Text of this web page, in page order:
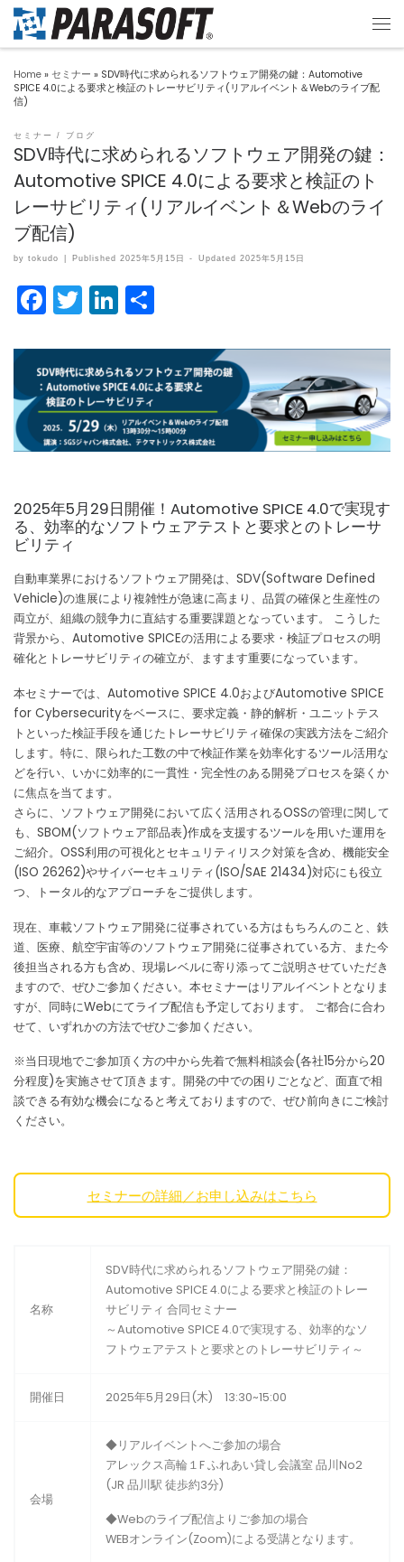
Home » セミナー » SDV時代に求められるソフトウェア開発の鍵：Automotive
SPICE 4.0による要求と検証のトレーサビリティ(リアルイベント＆Webのライブ配
信)
セミナー ブログ
SDV時代に求められるソフトウェア開発の鍵：
Automotive SPICE 4.0による要求と検証のト
レーサビリティ(リアルイベント＆Webのライ
ブ配信)
by tokudo Published 2025年5月15日 - Updated2025年5月15日
F
a
c
e
b
o
k
T
w
itt
er
Li
n
k
e
dI
n
2025年5月29日開催！Automotive SPICE 4.0で実現す
る、効率的なソフトウェアテストと要求とのトレーサ
ビリティ
自動車業界におけるソフトウェア開発は、SDV(Software Defined
Vehicle)の進展により複雑性が急速に高まり、品質の確保と生産性の
両立が、組織の競争力に直結する重要課題となっています。 こうした
背景から、Automotive SPICEの活用による要求・検証プロセスの明
確化とトレーサビリティの確立が、ますます重要になっています。
本セミナーでは、Automotive SPICE 4.0およびAutomotive SPICE
for Cybersecurityをベースに、要求定義・静的解析・ユニットテス
トといった検証手段を通じたトレーサビリティ確保の実践方法をご紹介
します。特に、限られた工数の中で検証作業を効率化するツール活用な
どを行い、いかに効率的に一貫性・完全性のある開発プロセスを築くか
に焦点を当てます。
さらに、ソフトウェア開発において広く活用されるOSSの管理に関して
も、SBOM(ソフトウェア部品表)作成を支援するツールを用いた運用を
ご紹介。OSS利用の可視化とセキュリティリスク対策を含め、機能安全
(ISO 26262)やサイバーセキュリティ(ISO/SAE 21434)対応にも役立
つ、トータル的なアプローチをご提供します。
現在、車載ソフトウェア開発に従事されている方はもちろんのこと、鉄
道、医療、航空宇宙等のソフトウェア開発に従事されている方、また今
後担当される方も含め、現場レベルに寄り添ってご説明させていただき
ますので、ぜひご参加ください。本セミナーはリアルイベントとなりま
すが、同時にWebにてライブ配信も予定しております。 ご都合に合わ
せて、いずれかの方法でぜひご参加ください。
※当日現地でご参加頂く方の中から先着で無料相談会(各社15分から20
分程度)を実施させて頂きます。開発の中での困りごとなど、面直で相
談できる有効な機会になると考えておりますので、ぜひ前向きにご検討
ください。
セミナーの詳細／お申し込みはこちら
名称
SDV時代に求められるソフトウェア開発の鍵：
Automotive SPICE 4.0による要求と検証のトレー
サビリティ 合同セミナー
～Automotive SPICE 4.0で実現する、効率的なソ
フトウェアテストと要求とのトレーサビリティ～
開催日 2025年5月29日(木) 13:30~15:00
会場
◆リアルイベントへご参加の場合
アレックス高輪１F ふれあい貸し会議室 品川No2
(JR 品川駅 徒歩約3分)
◆Webのライブ配信よりご参加の場合
WEBオンライン(Zoom)による受講となります。